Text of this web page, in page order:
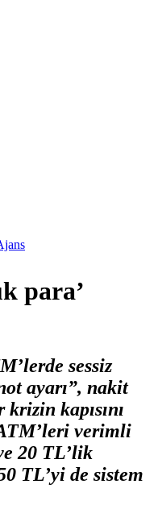
para’
sessiz
ayarı”, nakit
kapısını
verimli
20 TL’lik
TL’yi de sistem